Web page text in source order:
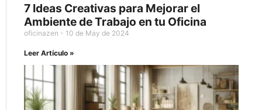
7 Ideas Creativas para Mejorar el
Ambiente de Trabajo en tu Oficina
oficinazen 10 de May de 2024
Leer Artículo »